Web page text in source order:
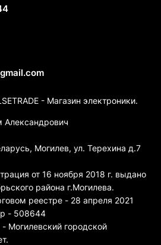
- Магазин электроники.
Могилев, ул. Терехина д.7
от 16 ноября 2018 г. выдано
района г.Могилева.
реестре - 28 апреля 2021
- 508644
Могилевский городской